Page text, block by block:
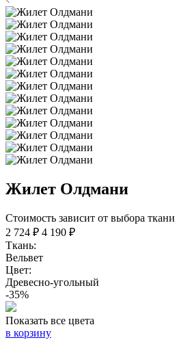
Жилет Олдмани
Стоимость зависит от выбора ткани
2 724 ₽ 4 190 ₽
Ткань:
Вельвет
Цвет:
Древесно-угольный
-35%
Показать все цвета
в корзину